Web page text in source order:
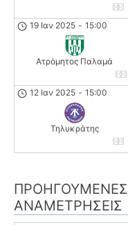
19 Ιαν 2025 - 15:00
Ατρόμητος Παλαμά
12 Ιαν 2025 - 15:00
Τηλυκράτης
ΑΝΑΜΕΤΡΉΣΕΙΣ